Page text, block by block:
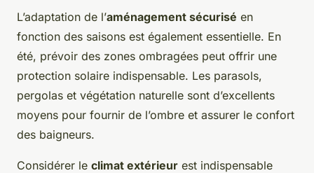
L’adaptation de l’aménagement sécurisé en
fonction des saisons est également essentielle. En
été, prévoir des zones ombragées peut offrir une
protection solaire indispensable. Les parasols,
pergolas et végétation naturelle sont d’excellents
moyens pour fournir de l’ombre et assurer le confort
des baigneurs.
Considérer le climat extérieur est indispensable